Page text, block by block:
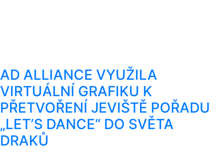
AD ALLIANCE VYUŽILA
VIRTUÁLNÍ GRAFIKU K
PŘETVOŘENÍ JEVIŠTĚ POŘADU
„LET’S DANCE“ DO SVĚTA
DRAKŮ